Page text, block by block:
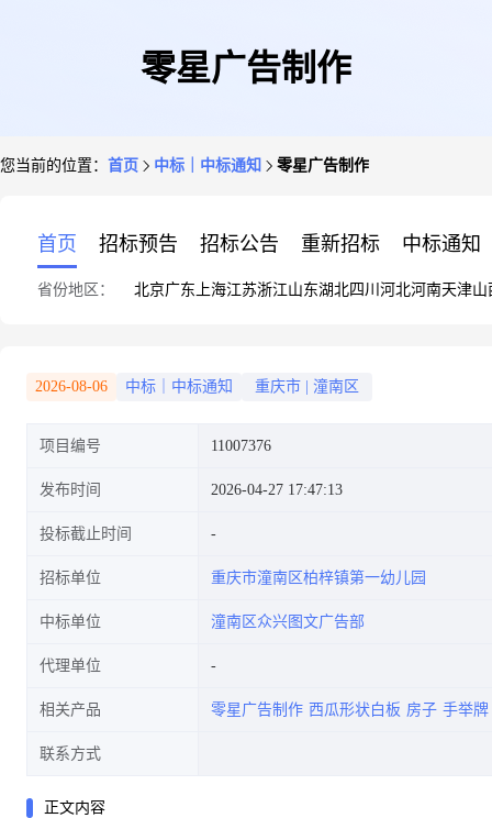
零星广告制作
您当前的位置： 首页 中标｜中标通知 零星广告制作
首页 招标预告 招标公告 重新招标 中标通知
省份地区： 北京广东 上海江苏浙江山东湖北四川 河北河南天津山
2026-08-06 中标｜中标通知 重庆市 潼南区
项目编号 11007376
发布时间 2026-04-27 17:47:13
投标截止时间
招标单位 重庆市潼南区柏梓镇第一幼儿园
中标单位 潼南区众兴图文广告部
代理单位
相关产品 零星广告制作 西瓜形状白板 房子 手举牌
联系方式
正文内容